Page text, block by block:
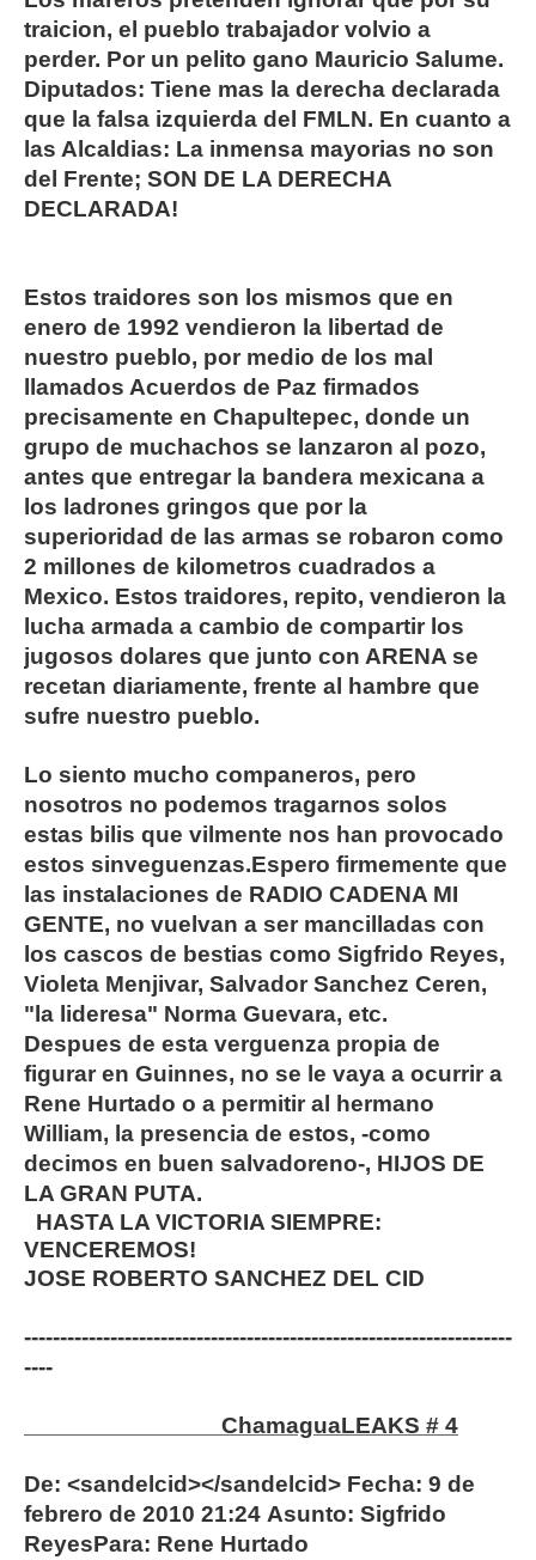
traicion, el pueblo trabajador volvio a
perder. Por un pelito gano Mauricio Salume.
Diputados: Tiene mas la derecha declarada
que la falsa izquierda del FMLN. En cuanto a
las Alcaldias: La inmensa mayorias no son
del Frente; SON DE LA DERECHA
DECLARADA!
Estos traidores son los mismos que en
enero de 1992 vendieron la libertad de
nuestro pueblo, por medio de los mal
llamados Acuerdos de Paz firmados
precisamente en Chapultepec, donde un
grupo de muchachos se lanzaron al pozo,
antes que entregar la bandera mexicana a
los ladrones gringos que por la
superioridad de las armas se robaron como
2 millones de kilometros cuadrados a
Mexico. Estos traidores, repito, vendieron la
lucha armada a cambio de compartir los
jugosos dolares que junto con ARENA se
recetan diariamente, frente al hambre que
sufre nuestro pueblo.
Lo siento mucho companeros, pero
nosotros no podemos tragarnos solos
estas bilis que vilmente nos han provocado
estos sinveguenzas.Espero firmemente que
las instalaciones de RADIO CADENA MI
GENTE, no vuelvan a ser mancilladas con
los cascos de bestias como Sigfrido Reyes,
Violeta Menjivar, Salvador Sanchez Ceren,
"la lideresa" Norma Guevara, etc.
Despues de esta verguenza propia de
figurar en Guinnes, no se le vaya a ocurrir a
Rene Hurtado o a permitir al hermano
William, la presencia de estos, -como
decimos en buen salvadoreno-, HIJOS DE
LA GRAN PUTA.
HASTA LA VICTORIA SIEMPRE:
VENCEREMOS!
JOSE ROBERTO SANCHEZ DEL CID
--------------------------------------------------------------------
----
ChamaguaLEAKS # 4
De: <sandelcid></sandelcid> Fecha: 9 de
febrero de 2010 21:24 Asunto: Sigfrido
ReyesPara: Rene Hurtado